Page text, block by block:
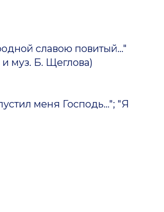
славою повитый..."
и муз. Б. Щеглова)
меня Господь..."; "Я